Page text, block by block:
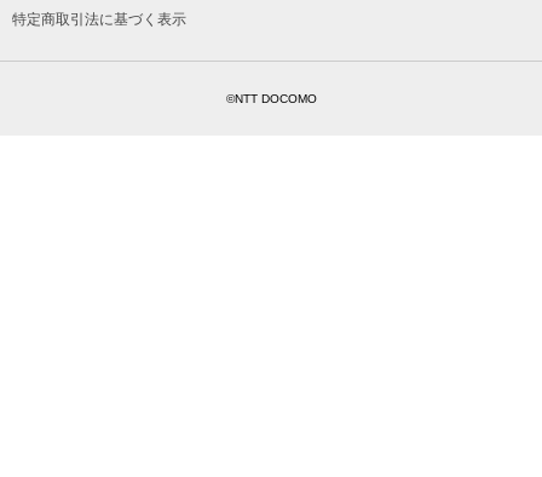
特定商取引法に基づく表示
©NTT DOCOMO